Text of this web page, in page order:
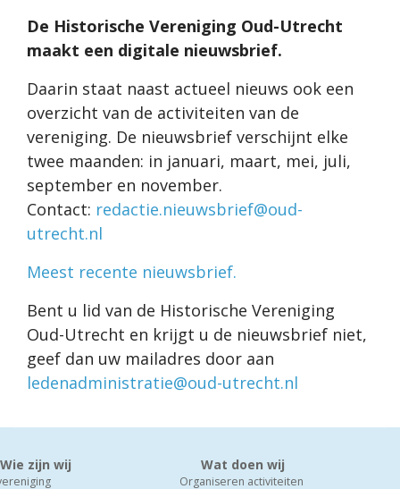
De Historische Vereniging Oud-Utrecht
maakt een digitale nieuwsbrief.
Daarin staat naast actueel nieuws ook een
overzicht van de activiteiten van de
vereniging. De nieuwsbrief verschijnt elke
twee maanden: in januari, maart, mei, juli,
september en november.
Contact: redactie.nieuwsbrief@oud-
utrecht.nl
Meest recente nieuwsbrief.
Bent u lid van de Historische Vereniging
Oud-Utrecht en krijgt u de nieuwsbrief niet,
geef dan uw mailadres door aan
ledenadministratie@oud-utrecht.nl
Wie zijn wij Wat doen wij
Organiseren activiteiten